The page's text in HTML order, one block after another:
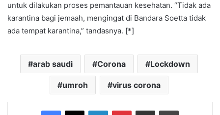
untuk dilakukan proses pemantauan kesehatan. “Tidak ada
karantina bagi jemaah, mengingat di Bandara Soetta tidak
ada tempat karantina,” tandasnya. [*]
arab saudi Corona Lockdown
umroh virus corona
Facebook
X LinkedInPinterestShare via Email Print